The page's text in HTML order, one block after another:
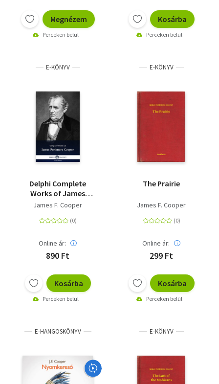
Megnézem
Perceken belül
Kosárba
Perceken belül
E-KÖNYV
Delphi Complete
Works of James
Fenimore Cooper
James F. Cooper
Online ár:
890 Ft
Kosárba
Perceken belül
E-KÖNYV
The Prairie
James F. Cooper
Online ár:
299 Ft
Kosárba
Perceken belül
E-HANGOSKÖNYV E-KÖNYV